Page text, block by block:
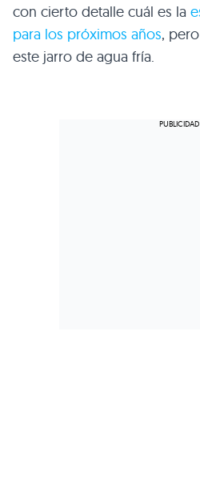
con cierto detalle cuál es la
para los próximos años,
este jarro de agua fría.